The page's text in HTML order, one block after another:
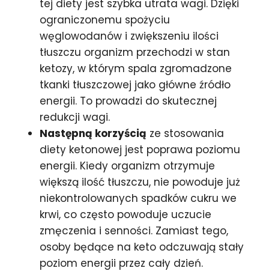
tej diety jest szybka utrata wagi. Dzięki
ograniczonemu spożyciu
węglowodanów i zwiększeniu ilości
tłuszczu organizm przechodzi w stan
ketozy, w którym spala zgromadzone
tkanki tłuszczowej jako główne źródło
energii. To prowadzi do skutecznej
redukcji wagi.
Następną korzyścią ze stosowania
diety ketonowej jest poprawa poziomu
energii. Kiedy organizm otrzymuje
większą ilość tłuszczu, nie powoduje już
niekontrolowanych spadków cukru we
krwi, co często powoduje uczucie
zmęczenia i senności. Zamiast tego,
osoby będące na keto odczuwają stały
poziom energii przez cały dzień.